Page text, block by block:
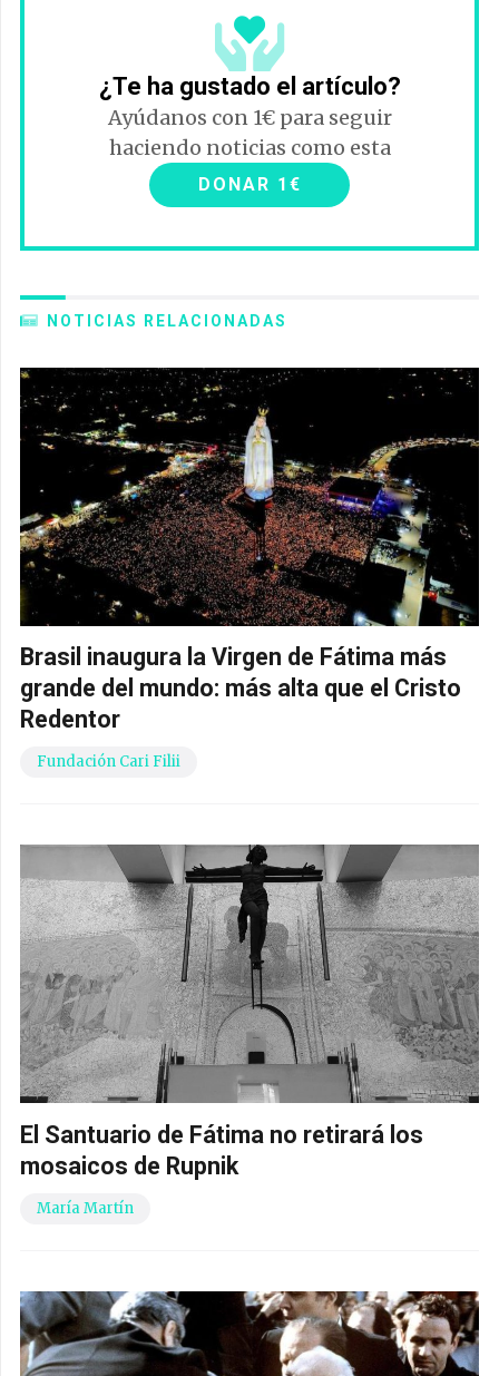
¿Te ha gustado el artículo?
Ayúdanos con 1€ para seguir
haciendo noticias como esta
DONAR 1€
NOTICIAS RELACIONADAS
Brasil inaugura la Virgen de Fátima más
grande del mundo: más alta que el Cristo
Redentor
Fundación Cari Filii
El Santuario de Fátima no retirará los
mosaicos de Rupnik
María Martín